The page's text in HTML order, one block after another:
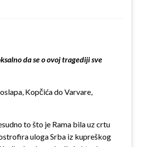
da se o ovoj tragediji sve
Kopčića do Varvare,
to što je Rama bila uz crtu
uloga Srba iz kupreškog